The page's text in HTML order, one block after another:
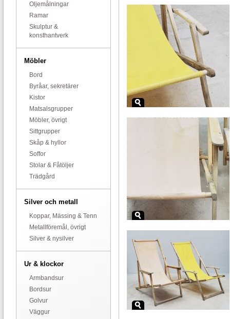
Oljemålningar
Ramar
Skulptur &
konsthantverk
Möbler
Bord
Byråar, sekretärer
Kistor
Matsalsgrupper
Möbler, övrigt
Sittgrupper
Skåp & hyllor
Soffor
Stolar & Fåtöljer
Trädgård
Silver och metall
Koppar, Mässing & Tenn
Metallföremål, övrigt
Silver & nysilver
Ur & klockor
Armbandsur
Bordsur
Golvur
Väggur